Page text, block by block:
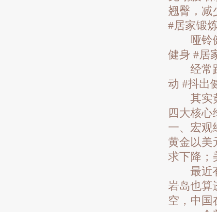
翘臀，减
#居家锻
哑铃健
健身 #居
经常跑
动 #抖出
其实黄
四大核
一、宏观
黄金以美
求下降；
最近有
岩岛也算
空，中国